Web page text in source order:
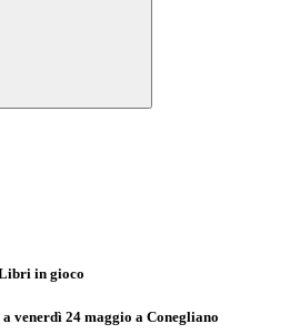
in gioco
venerdì 24 maggio a Conegliano